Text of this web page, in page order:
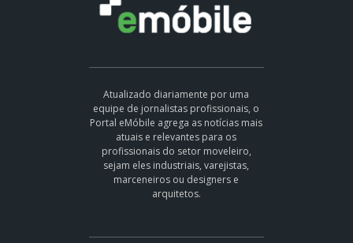
Atualizado diariamente por uma
equipe de jornalistas profissionais, o
Portal eMóbile agrega as notícias mais
atuais e relevantes para os
profissionais do setor moveleiro,
sejam eles industriais, varejistas,
marceneiros ou designers e
arquitetos.